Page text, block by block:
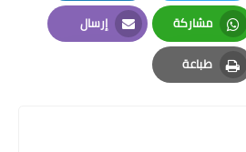
Twitter
LinkedIn
مشاركة
Whatsapp
إرسال
Email
طباعة
Print